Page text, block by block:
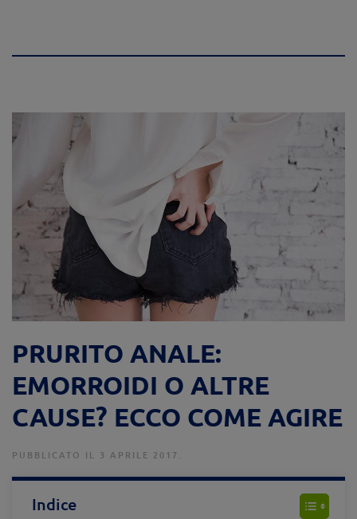
PRURITO ANALE:
EMORROIDI O ALTRE
CAUSE? ECCO COME AGIRE
PUBBLICATO IL 3 APRILE 2017.
Indice